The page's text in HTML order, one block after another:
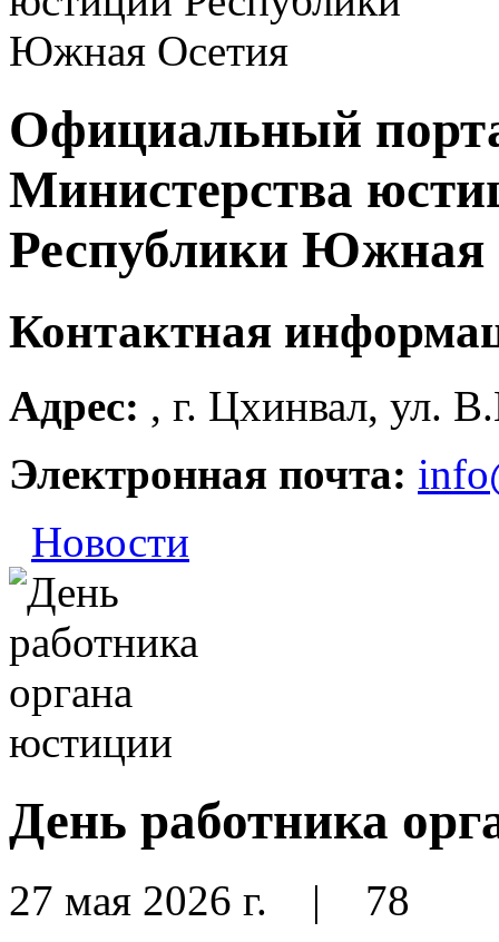
Официальный
Министерства
Республики Южная
Контактная
Адрес: , г. Цхинвал, ул.
Электронная почта:
Новости
День работника
27 мая 2026 г. | 78